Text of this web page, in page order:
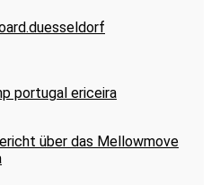
über das Mellowmove